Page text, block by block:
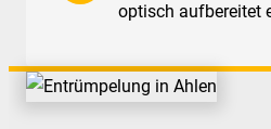
optisch aufbereitet